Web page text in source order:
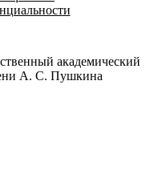
академический
А. С. Пушкина